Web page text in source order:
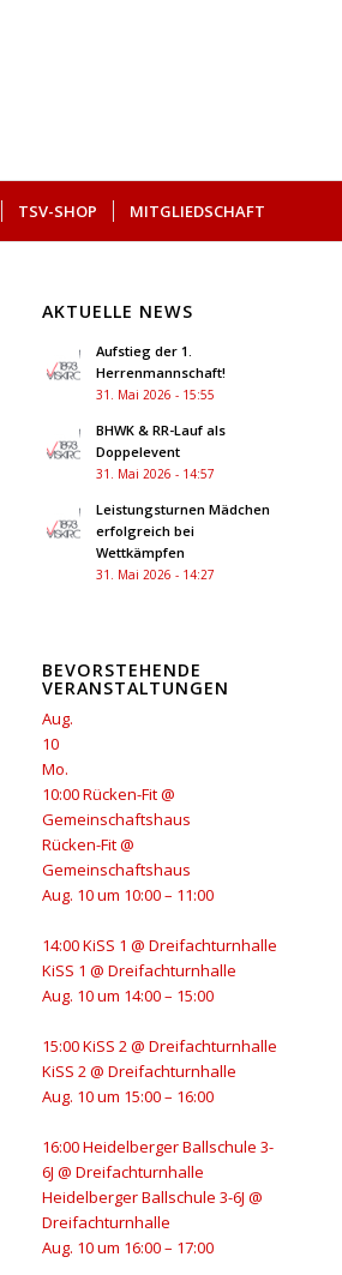
TSV-SHOP MITGLIEDSCHAFT
AKTUELLE NEWS
Aufstieg der 1.
Herrenmannschaft!
31. Mai 2026 - 15:55
BHWK & RR-Lauf als
Doppelevent
31. Mai 2026 - 14:57
Leistungsturnen Mädchen
erfolgreich bei
Wettkämpfen
31. Mai 2026 - 14:27
BEVORSTEHENDE
VERANSTALTUNGEN
Aug.
10
Mo.
10:00Rücken-Fit@
Gemeinschaftshaus
Rücken-Fit@
Gemeinschaftshaus
Aug. 10 um 10:00 – 11:00
14:00KiSS 1@ Dreifachturnhalle
KiSS 1 @ Dreifachturnhalle
Aug. 10 um 14:00 – 15:00
15:00KiSS 2@ Dreifachturnhalle
KiSS 2@ Dreifachturnhalle
Aug. 10 um 15:00 – 16:00
16:00Heidelberger Ballschule 3-
6J@ Dreifachturnhalle
Heidelberger Ballschule 3-6J @
Dreifachturnhalle
Aug. 10 um 16:00 – 17:00